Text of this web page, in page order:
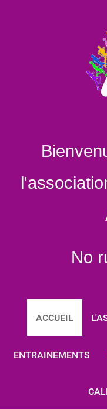
No
ACCUEIL
ENTRAINEMENTS